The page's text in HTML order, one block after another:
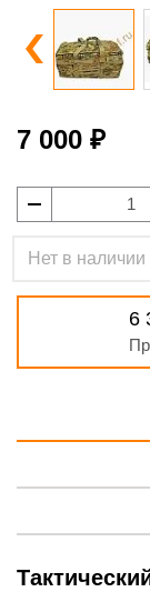
7 000 ₽
Нет в наличии
6